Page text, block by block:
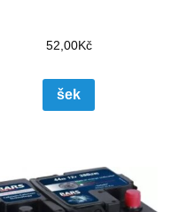
52,00Kč
šek